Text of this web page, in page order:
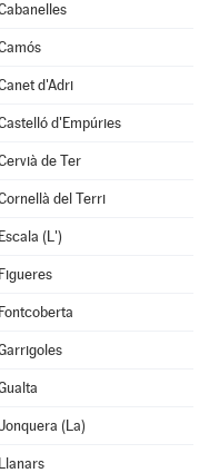
d'Adri
d'Empúries
de Ter
del Terri
Escala (L')
Figueres
Fontcoberta
(La)
Llanars